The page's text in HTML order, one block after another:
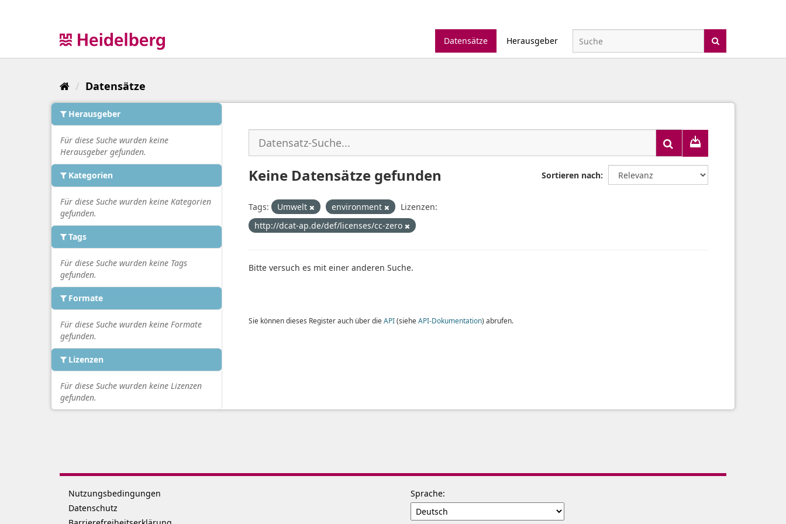
Datensätze
Herausgeber
Datensätze
Herausgeber
Für diese Suche wurden keine
Herausgeber gefunden.
Kategorien
Für diese Suche wurden keine Kategorien
gefunden.
Tags
Für diese Suche wurden keine Tags
gefunden.
Formate
Für diese Suche wurden keine Formate
gefunden.
Lizenzen
Für diese Suche wurden keine Lizenzen
gefunden.
Sortieren nach
Keine Datensätze gefunden
Tags: Umwelt environment
Lizenzen:
http://dcat-ap.de/def/licenses/cc-zero
Bitte versuch es mit einer anderen Suche.
Sie können dieses Register auch über die API(siehe API-Dokumentation) abrufen.
Nutzungsbedingungen
Datenschutz
Sprache